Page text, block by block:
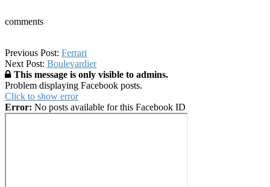
comments
2019-
02-
14
Previous Post: Ferrari
Next Post: Boulevardier
This message is only visible to admins.
Problem displaying Facebook posts.
Click to show error
Error: No posts available for this Facebook ID